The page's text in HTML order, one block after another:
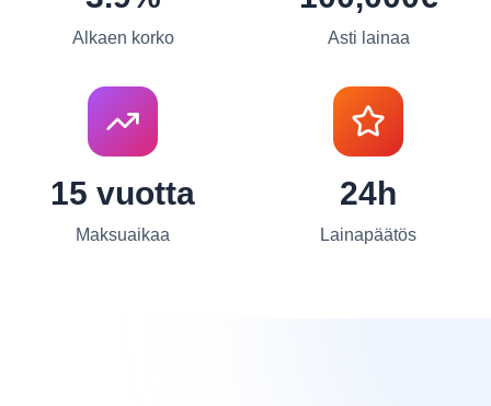
Alkaen korko Asti lainaa
15 vuotta
Maksuaikaa
24h
Lainapäätös